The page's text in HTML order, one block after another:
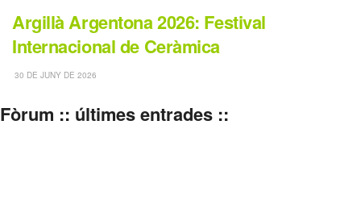
Argillà Argentona 2026: Festival
Internacional de Ceràmica
30 DE JUNY DE 2026
Fòrum :: últimes entrades ::